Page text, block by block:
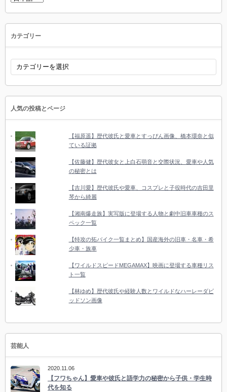
語
カテゴリー
カ
ゴ
リ
人気の投稿とページ
【福原遥】歴代彼氏と愛車とすっぴん画像、橋本環奈と似
ている証拠
【佐藤健】歴代彼女と上白石萌音と交際状況、愛車や人気
の秘密とは
【吉川愛】歴代彼氏や愛車、コスプレと子役時代の吉田里
琴から綺麗
【湘南爆走族】実写版に登場する人物と劇中旧車車種のス
ペック一覧
【特攻の拓バイク一覧まとめ】国産海外の旧車・名車・希
少車・族車
【ワイルドスピードMEGAMAX】映画に登場する車種リス
ト一覧
【林ゆめ】歴代彼氏や経験人数とワイルドなハーレーダビ
ッドソン画像
芸能人
2020.11.06
【フワちゃん】愛車や彼氏と語学力の秘密から子供・学生時
代を知る